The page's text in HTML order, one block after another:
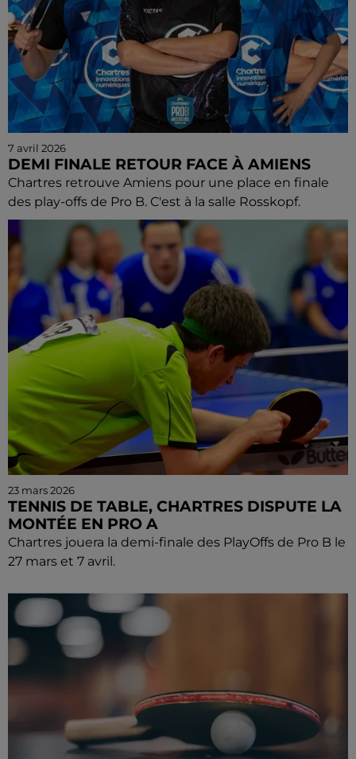
7 avril 2026
DEMI FINALE RETOUR FACE À AMIENS
Chartres retrouve Amiens pour une place en finale
des play-offs de Pro B. C'est à la salle Rosskopf.
23 mars 2026
TENNIS DE TABLE, CHARTRES DISPUTE LA
MONTÉE EN PRO A
Chartres jouera la demi-finale des PlayOffs de Pro B le
27 mars et 7 avril.